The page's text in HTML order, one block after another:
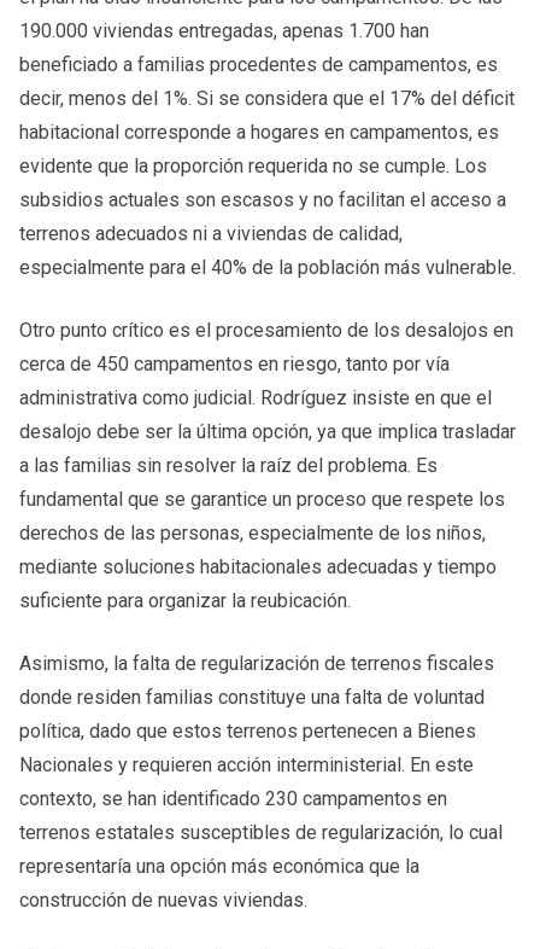
190.000 viviendas entregadas, apenas 1.700 han
beneficiado a familias procedentes de campamentos, es
decir, menos del 1%. Si se considera que el 17% del déficit
habitacional corresponde a hogares en campamentos, es
evidente que la proporción requerida no se cumple. Los
subsidios actuales son escasos y no facilitan el acceso a
terrenos adecuados ni a viviendas de calidad,
especialmente para el 40% de la población más vulnerable.
Otro punto crítico es el procesamiento de los desalojos en
cerca de 450 campamentos en riesgo, tanto por vía
administrativa como judicial. Rodríguez insiste en que el
desalojo debe ser la última opción, ya que implica trasladar
a las familias sin resolver la raíz del problema. Es
fundamental que se garantice un proceso que respete los
derechos de las personas, especialmente de los niños,
mediante soluciones habitacionales adecuadas y tiempo
suficiente para organizar la reubicación.
Asimismo, la falta de regularización de terrenos fiscales
donde residen familias constituye una falta de voluntad
política, dado que estos terrenos pertenecen a Bienes
Nacionales y requieren acción interministerial. En este
contexto, se han identificado 230 campamentos en
terrenos estatales susceptibles de regularización, lo cual
representaría una opción más económica que la
construcción de nuevas viviendas.